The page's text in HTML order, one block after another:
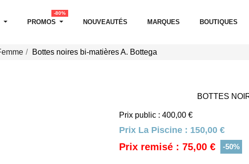
PROMOS
-80%
NOUVEAUTÉS MARQUES BOUTIQUES
Bottes noires bi-matières A. Bottega
BOTTES
Prix public : 400,00 €
Prix La Piscine : 150,00 €
Prix remisé : 75,00 € -50%